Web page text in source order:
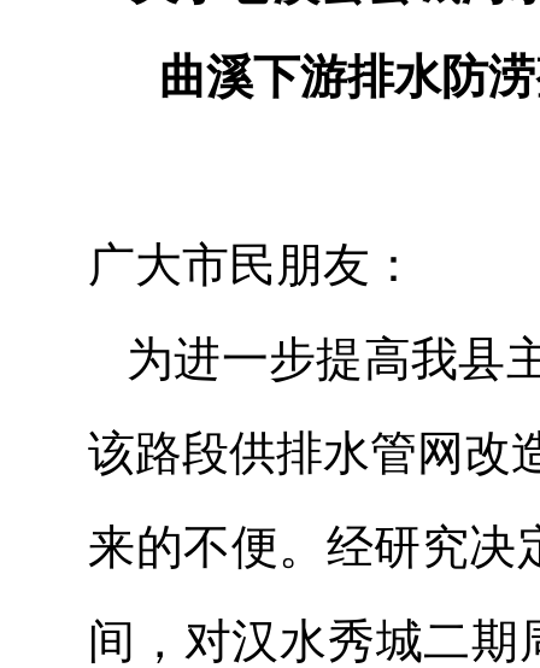
曲溪下游排水防
广大市民朋友：
为进一步提高我县
该路段供排水管网改
来的不便。经研究决
间，对汉水秀城二期